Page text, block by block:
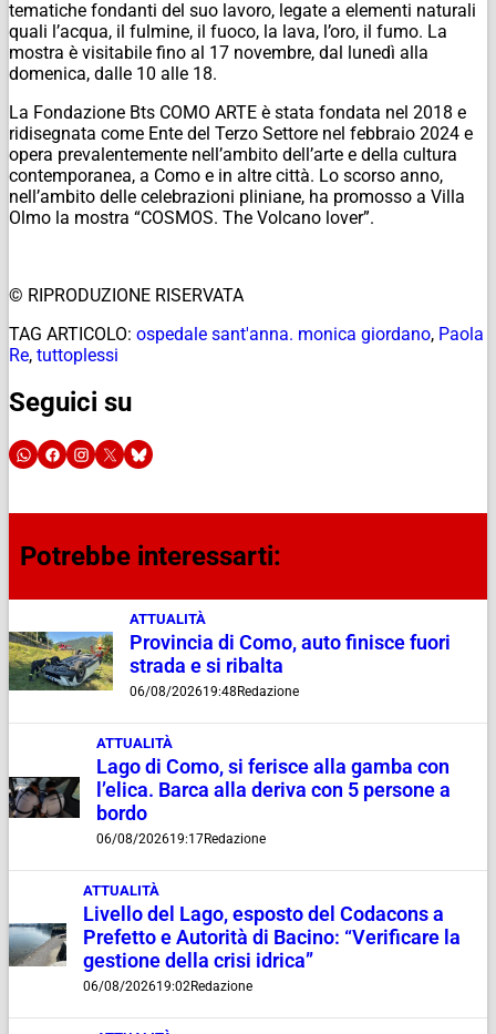
tematiche fondanti del suo lavoro, legate a elementi naturali
quali l’acqua, il fulmine, il fuoco, la lava, l’oro, il fumo. La
mostra è visitabile fino al 17 novembre, dal lunedì alla
domenica, dalle 10 alle 18.
La Fondazione Bts COMO ARTE è stata fondata nel 2018 e
ridisegnata come Ente del Terzo Settore nel febbraio 2024 e
opera prevalentemente nell’ambito dell’arte e della cultura
contemporanea, a Como e in altre città. Lo scorso anno,
nell’ambito delle celebrazioni pliniane, ha promosso a Villa
Olmo la mostra “COSMOS. The Volcano lover”.
© RIPRODUZIONE RISERVATA
TAG ARTICOLO: ospedale sant'anna. monica giordano, Paola
Re, tuttoplessi
Seguici su
Potrebbe interessarti:
ATTUALITÀ
Provincia di Como, auto finisce fuori
strada e si ribalta
06/08/202619:48 Redazione
ATTUALITÀ
Lago di Como, si ferisce alla gamba con
l’elica. Barca alla deriva con 5 persone a
bordo
06/08/202619:17Redazione
ATTUALITÀ
Livello del Lago, esposto del Codacons a
Prefetto e Autorità di Bacino: “Verificare la
gestione della crisi idrica”
06/08/202619:02Redazione